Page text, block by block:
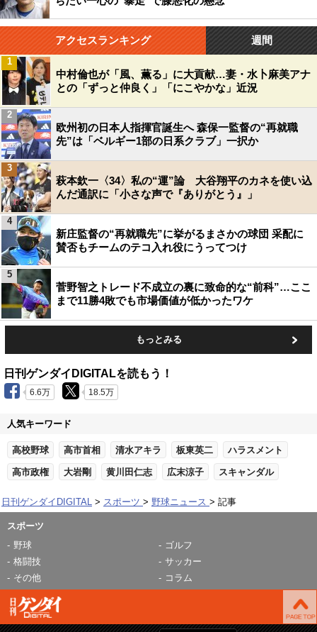
アクセスランキング 週間
中村倫也が「風、薫る」に大貢献…妻・水卜麻美アナ
との「ずっと仲良く」「にこやかな」近況
1
欧州初の日本人指揮官誕生へ 森保一監督の“再就職
先”は「ベルギー1部の日系クラブ」一択か
2
萩本欽一〈34〉私の“運”論 大谷翔平のカネを使い込
んだ通訳に「小さな声で『ありがとう』」
3
新庄監督の“再就職先”に挙がるまさかの球団 采配に
賛否もチームのテコ入れ役にうってつけ
4
菅野智之トレード不成立の裏に致命的な“前科”…ここ
まで11勝4敗でも市場価値が低かったワケ
5
もっとみる
日刊ゲンダイDIGITALを読もう！
6.6万 18.5万
人気キーワード
高校野球 高市首相 清水アキラ 板東英二 ハラスメント
高市政権 大岩剛 黄川田仁志 広末涼子 スキャンダル
日刊ゲンダイDIGITAL スポーツ 野球ニュース 記事
スポーツ
野球
ゴルフ
格闘技
サッカー
その他
コラム